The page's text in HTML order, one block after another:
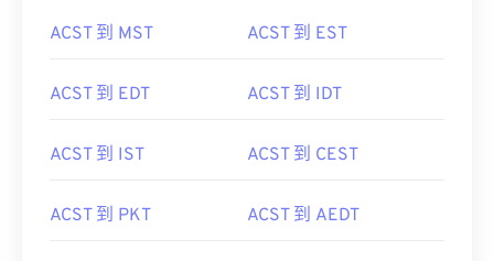
ACST 到 MST ACST 到 EST
ACST 到 EDT ACST 到 IDT
ACST 到 IST ACST 到 CEST
ACST 到 PKT ACST 到 AEDT